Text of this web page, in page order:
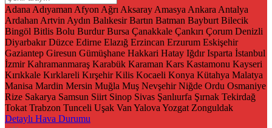
Adana Adıyaman Afyon Ağrı Aksaray Amasya Ankara Antalya
Ardahan Artvin Aydın Balıkesir Bartın Batman Bayburt Bilecik
Bingöl Bitlis Bolu Burdur Bursa Çanakkale Çankırı Çorum Denizli
Diyarbakır Düzce Edirne Elazığ Erzincan Erzurum Eskişehir
Gaziantep Giresun Gümüşhane Hakkari Hatay Iğdır Isparta İstanbul
İzmir Kahramanmaraş Karabük Karaman Kars Kastamonu Kayseri
Kırıkkale Kırklareli Kırşehir Kilis Kocaeli Konya Kütahya Malatya
Manisa Mardin Mersin Muğla Muş Nevşehir Niğde Ordu Osmaniye
Rize Sakarya Samsun Siirt Sinop Sivas Şanlıurfa Şırnak Tekirdağ
Tokat Trabzon Tunceli Uşak Van Yalova Yozgat Zonguldak
Detaylı Hava Durumu